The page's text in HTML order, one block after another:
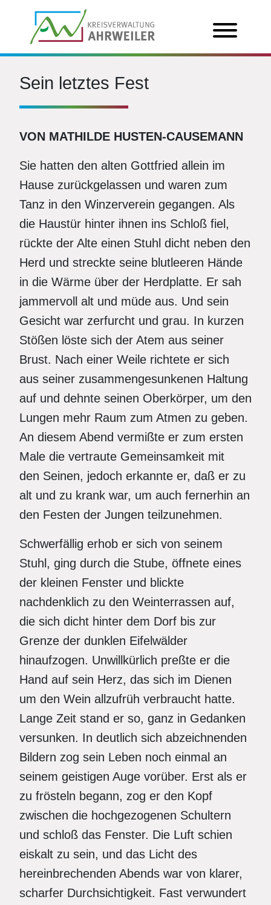
Sein letztes Fest
VON MATHILDE HUSTEN-CAUSEMANN
Sie hatten den alten Gottfried allein im
Hause zurückgelassen und waren zum
Tanz in den Winzerverein gegangen. Als
die Haustür hinter ihnen ins Schloß fiel,
rückte der Alte einen Stuhl dicht neben den
Herd und streckte seine blutleeren Hände
in die Wärme über der Herdplatte. Er sah
jammervoll alt und müde aus. Und sein
Gesicht war zerfurcht und grau. In kurzen
Stößen löste sich der Atem aus seiner
Brust. Nach einer Weile richtete er sich
aus seiner zusammengesunkenen Haltung
auf und dehnte seinen Oberkörper, um den
Lungen mehr Raum zum Atmen zu geben.
An diesem Abend vermißte er zum ersten
Male die vertraute Gemeinsamkeit mit
den Seinen, jedoch erkannte er, daß er zu
alt und zu krank war, um auch fernerhin an
den Festen der Jungen teilzunehmen.
Schwerfällig erhob er sich von seinem
Stuhl, ging durch die Stube, öffnete eines
der kleinen Fenster und blickte
nachdenklich zu den Weinterrassen auf,
die sich dicht hinter dem Dorf bis zur
Grenze der dunklen Eifelwälder
hinaufzogen. Unwillkürlich preßte er die
Hand auf sein Herz, das sich im Dienen
um den Wein allzufrüh verbraucht hatte.
Lange Zeit stand er so, ganz in Gedanken
versunken. In deutlich sich abzeichnenden
Bildern zog sein Leben noch einmal an
seinem geistigen Auge vorüber. Erst als er
zu frösteln begann, zog er den Kopf
zwischen die hochgezogenen Schultern
und schloß das Fenster. Die Luft schien
eiskalt zu sein, und das Licht des
hereinbrechenden Abends war von klarer,
scharfer Durchsichtigkeit. Fast verwundert